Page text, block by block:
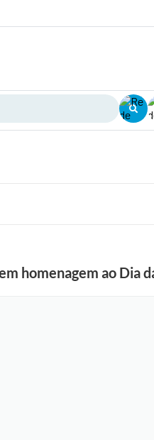
homenagem ao Dia